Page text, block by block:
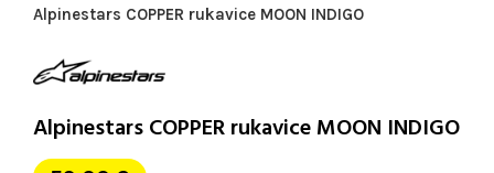
Alpinestars COPPER rukavice MOON INDIGO
Alpinestars COPPER rukavice MOON INDIGO